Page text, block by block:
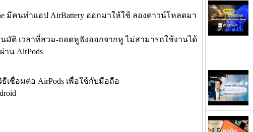
มีคนทำแอป AirBattery ออกมาให้ใช้ ลองดาวน์โหลดมา
มัติ เวลาที่สวม-ถอดหูฟังออกจากหู ไม่สามารถใช้งานได้
าน AirPods